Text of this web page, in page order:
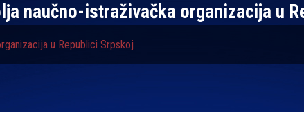
naučno-istraživačka organizacija u
u Republici Srpskoj